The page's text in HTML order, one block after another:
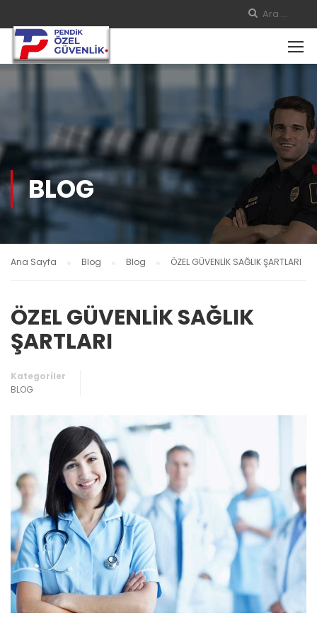
BLOG
Ana Sayfa Blog Blog ÖZEL GÜVENLİK SAĞLIK ŞARTLARI
ÖZEL GÜVENLİK SAĞLIK
ŞARTLARI
Kategoriler
BLOG